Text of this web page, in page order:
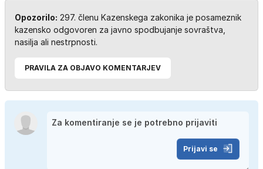
Opozorilo: 297. členu Kazenskega zakonika je posameznik
kazensko odgovoren za javno spodbujanje sovraštva,
nasilja ali nestrpnosti.
PRAVILA ZA OBJAVO KOMENTARJEV
Prijavi se